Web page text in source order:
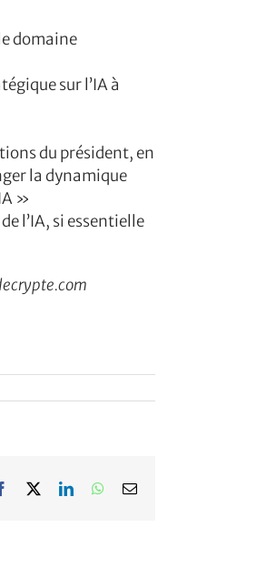
domaine
sur l’IA à
du président, en
la dynamique
»
l’IA, si essentielle
Facebook LinkedInWhatsApp
Email